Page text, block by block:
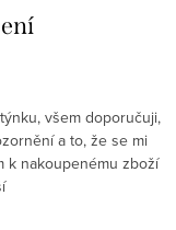
všem doporučuji,
a to, že se mi
k nakoupenému zboží